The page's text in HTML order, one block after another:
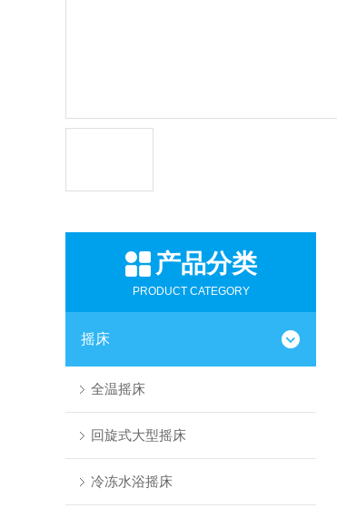
产品分类
PRODUCT CATEGORY
摇床
全温摇床
回旋式大型摇床
冷冻水浴摇床